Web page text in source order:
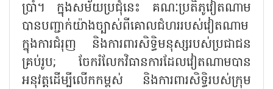
ប្រាំ។ ក្នុងសម័យប្រជុំនេះ គណៈប្រតិភូវៀតណាម
បានបញ្ជាក់យ៉ាងច្បាស់ពីគោលជំហររបស់វៀតណាម
ក្នុងការជំរុញ និងការពារសិទ្ធិមនុស្សរបស់ប្រជាជន
គ្រប់រូប; ចែករំលែកវិធានការដែលវៀតណាមបាន
អនុវត្តដើម្បីលើកកម្ពស់ និងការពារសិទ្ធិរបស់ក្រុម